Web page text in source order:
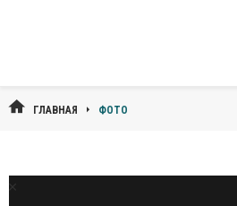
ГЛАВНАЯ ФОТО